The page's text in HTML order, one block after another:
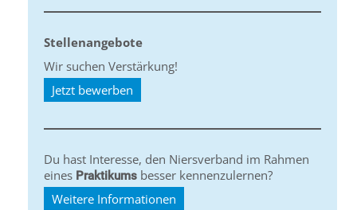
Stellenangebote
Wir suchen Verstärkung!
Jetzt bewerben
Du hast Interesse, den Niersverband im Rahmen
eines Praktikums besser kennenzulernen?
Weitere Informationen